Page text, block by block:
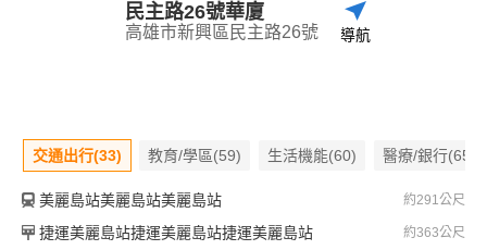
民主路26號華廈
高雄市新興區民主路26號 導航
交通出行(33) 教育/學區(59) 生活機能(60) 醫療/銀行(65)
美麗島站美麗島站美麗島站 約291公尺
捷運美麗島站捷運美麗島站捷運美麗島站 約363公尺